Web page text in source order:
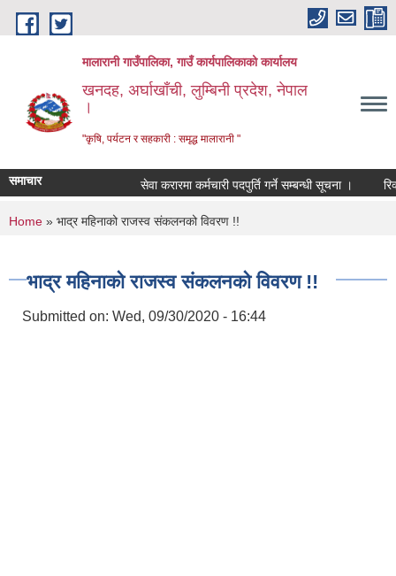
Skip to main content
मालारानी गाउँपालिका, गाउँ कार्यपालिकाको कार्यालय
खनदह, अर्घाखाँची, लुम्बिनी प्रदेश, नेपाल
।
"कृषि, पर्यटन र सहकारी : समृद्ध मालारानी "
समाचार सेवा करारमा कर्मचारी पदपुर्ति गर्ने सम्बन्धी सूचना ।
You are here
Home » भाद्र महिनाको राजस्व संकलनको विवरण !!
भाद्र महिनाको राजस्व संकलनको विवरण !!
Submitted on: Wed, 09/30/2020 - 16:44